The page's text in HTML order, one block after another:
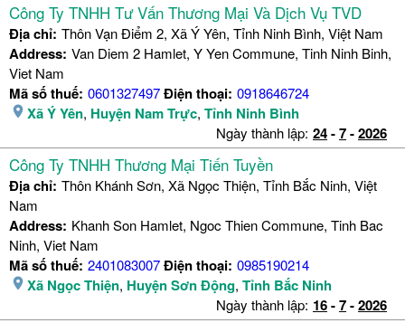
Công Ty TNHH Tư Vấn Thương Mại Và Dịch Vụ TVD
Địa chỉ: Thôn Vạn Điểm 2, Xã Ý Yên, Tỉnh Ninh Bình, Việt Nam
Address: Van Diem 2 Hamlet, Y Yen Commune, Tinh Ninh Binh,
Viet Nam
Mã số thuế: 0601327497Điện thoại: 0918646724
Xã Ý Yên, Huyện Nam Trực, Tỉnh Ninh Bình
Ngày thành lập: 24-7-2026
Công Ty TNHH Thương Mại Tiến Tuyền
Địa chỉ: Thôn Khánh Sơn, Xã Ngọc Thiện, Tỉnh Bắc Ninh, Việt
Nam
Address: Khanh Son Hamlet, Ngoc Thien Commune, Tinh Bac
Ninh, Viet Nam
Mã số thuế: 2401083007Điện thoại: 0985190214
Xã Ngọc Thiện, Huyện Sơn Động, Tỉnh Bắc Ninh
Ngày thành lập: 16-7-2026